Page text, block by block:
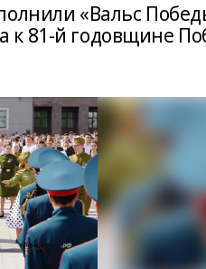
«Вальс
к 81-й годовщине